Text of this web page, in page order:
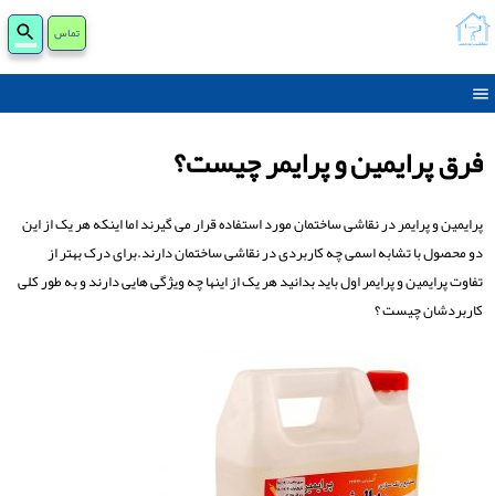
تماس
فرق پرایمین و پرایمر چیست؟
پرایمین و پرایمر در نقاشی ساختمان مورد استفاده قرار می گیرند اما اینکه هر یک از این
دو محصول با تشابه اسمی چه کاربردی در نقاشی ساختمان دارند.برای درک بهتر از
تفاوت پرایمین و پرایمر اول باید بدانید هر یک از اینها چه ویژگی هایی دارند و به طور کلی
کاربردشان چیست ؟